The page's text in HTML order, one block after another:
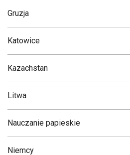
Gruzja
Katowice
Kazachstan
Litwa
Nauczanie papieskie
Niemcy